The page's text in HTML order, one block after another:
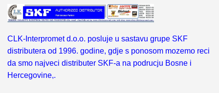
CLK-Interpromet d.o.o. posluje u sastavu grupe SKF
distributera od 1996. godine, gdje s ponosom mozemo reci
da smo najveci distributer SKF-a na podrucju Bosne i
Hercegovine,.